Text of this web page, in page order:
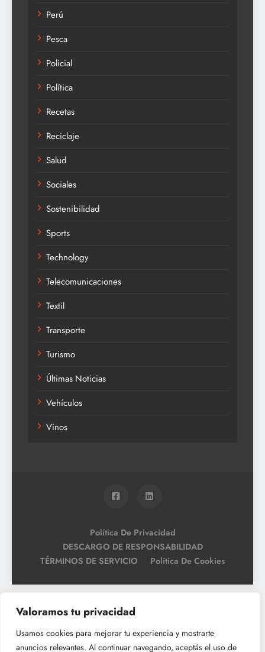
Valoramos tu privacidad
Usamos cookies para mejorar tu experiencia y mostrarte
anuncios relevantes. Al continuar navegando, aceptás el uso de
Perú
Pesca
Policial
Política
Recetas
Reciclaje
Salud
Sociales
Sostenibilidad
Sports
Technology
Telecomunicaciones
Textil
Transporte
Turismo
Últimas Noticias
Vehículos
Vinos
Política De Privacidad
DESCARGO DE RESPONSABILIDAD
TÉRMINOS DE SERVICIO
Política De Cookies